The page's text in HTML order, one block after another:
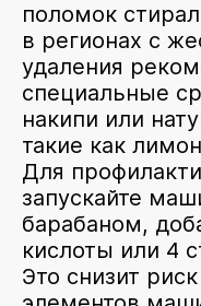
поломок
в регионах с
удаления
специальные
накипи или
такие как
Для
запускайте
барабаном,
кислоты или 4
Это снизит